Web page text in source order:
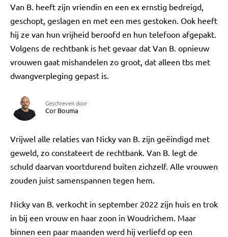
Van B. heeft zijn vriendin en een ex ernstig bedreigd,
geschopt, geslagen en met een mes gestoken. Ook heeft
hij ze van hun vrijheid beroofd en hun telefoon afgepakt.
Volgens de rechtbank is het gevaar dat Van B. opnieuw
vrouwen gaat mishandelen zo groot, dat alleen tbs met
dwangverpleging gepast is.
Geschreven door
Cor Bouma
Vrijwel alle relaties van Nicky van B. zijn geëindigd met
geweld, zo constateert de rechtbank. Van B. legt de
schuld daarvan voortdurend buiten zichzelf. Alle vrouwen
zouden juist samenspannen tegen hem.
Nicky van B. verkocht in september 2022 zijn huis en trok
in bij een vrouw en haar zoon in Woudrichem. Maar
binnen een paar maanden werd hij verliefd op een